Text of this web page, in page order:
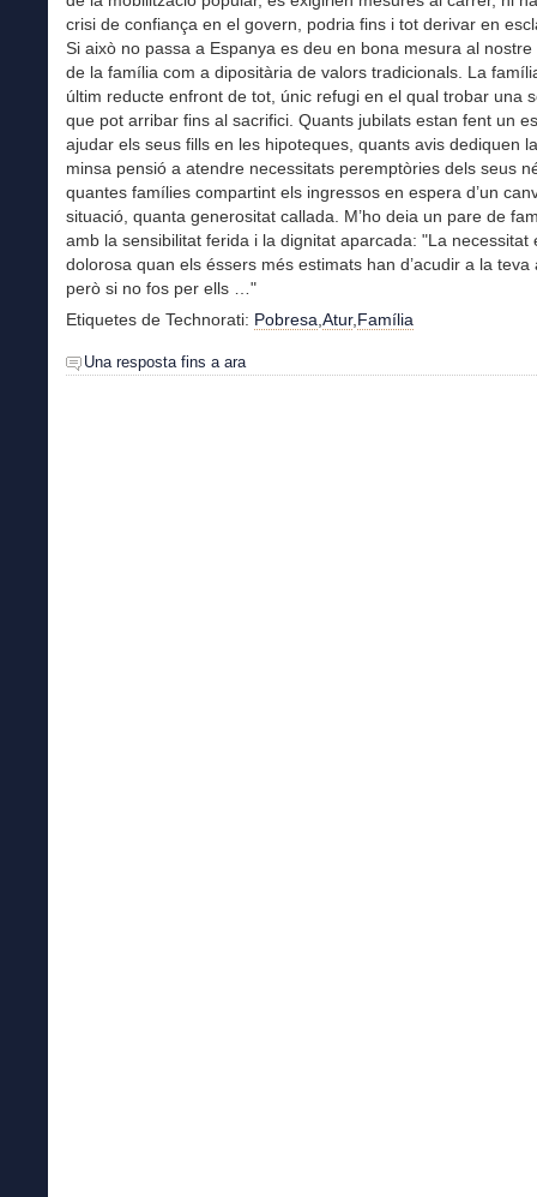
crisi de confiança en el govern, podria fins i tot derivar en
Si això no passa a Espanya es deu en bona mesura al nostre
de la família com a dipositària de valors tradicionals. La
últim reducte enfront de tot, únic refugi en el qual trobar una
que pot arribar fins al sacrifici. Quants jubilats estan fent un
ajudar els seus fills en les hipoteques, quants avis dediquen
minsa pensió a atendre necessitats peremptòries dels seus
quantes famílies compartint els ingressos en espera d’un
situació, quanta generositat callada. M’ho deia un pare de
amb la sensibilitat ferida i la dignitat aparcada: "La necessitat
dolorosa quan els éssers més estimats han d’acudir a la teva
però si no fos per ells …"
Etiquetes de Technorati: Pobresa Atur, Família
Una resposta fins a ara